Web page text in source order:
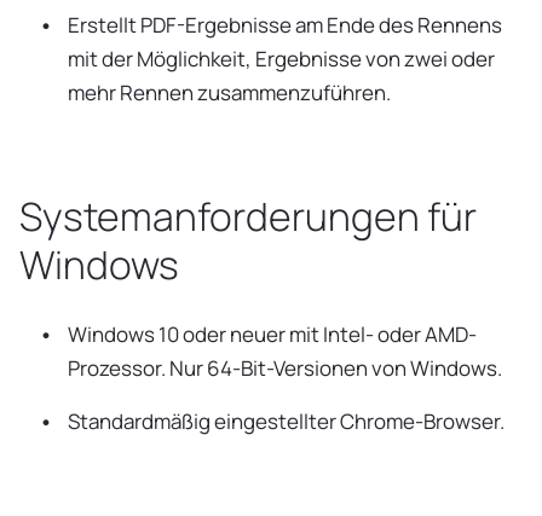
Erstellt PDF-Ergebnisse am Ende des Rennens
mit der Möglichkeit, Ergebnisse von zwei oder
mehr Rennen zusammenzuführen.
Systemanforderungen für
Windows
Windows 10 oder neuer mit Intel- oder AMD-
Prozessor. Nur 64-Bit-Versionen von Windows.
Standardmäßig eingestellter Chrome-Browser.